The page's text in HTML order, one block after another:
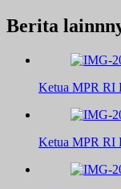
Berita
Ketua MPR RI
Ketua MPR RI